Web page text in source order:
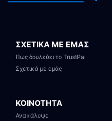
ΣΧΕΤΙΚΑ ΜΕ ΕΜΑΣ
Πως δουλεύει το TrustPal
Σχετικά με εμάς
ΚΟΙΝΟΤΗΤΑ
Ανακάλυψε